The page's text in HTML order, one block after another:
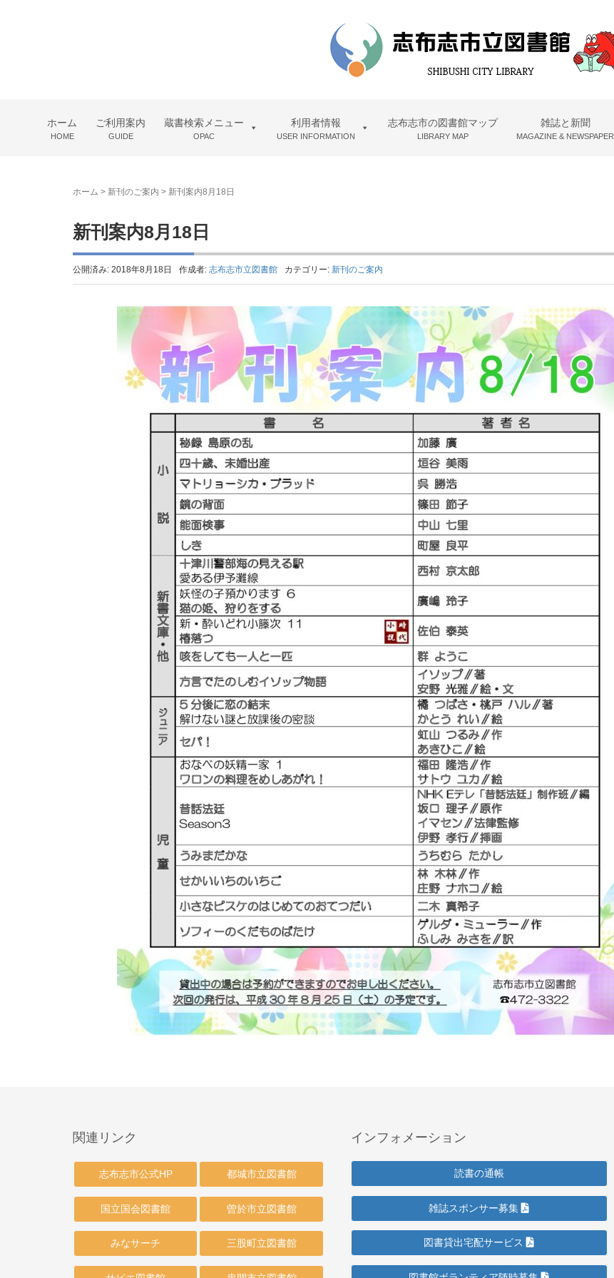
ホーム
HOME
ご利用案内
GUIDE
蔵書検索メニュー
OPAC
利用者情報
USER INFORMATION
志布志市の図書館マップ
LIBRARY MAP
雑誌と新聞
MAGAZINE & NEWSPAPER
ホーム > 新刊のご案内 > 新刊案内8月18日
新刊案内8月18日
公開済み: 2018年8月18日 作成者: 志布志市立図書館 カテゴリー: 新刊のご案内
関連リンク
志布志市公式HP
国立国会図書館
みなサーチ
都城市立図書館
曽於市立図書館
三股町立図書館
インフォメーション
読書の通帳
雑誌スポンサー募集
図書貸出宅配サービス